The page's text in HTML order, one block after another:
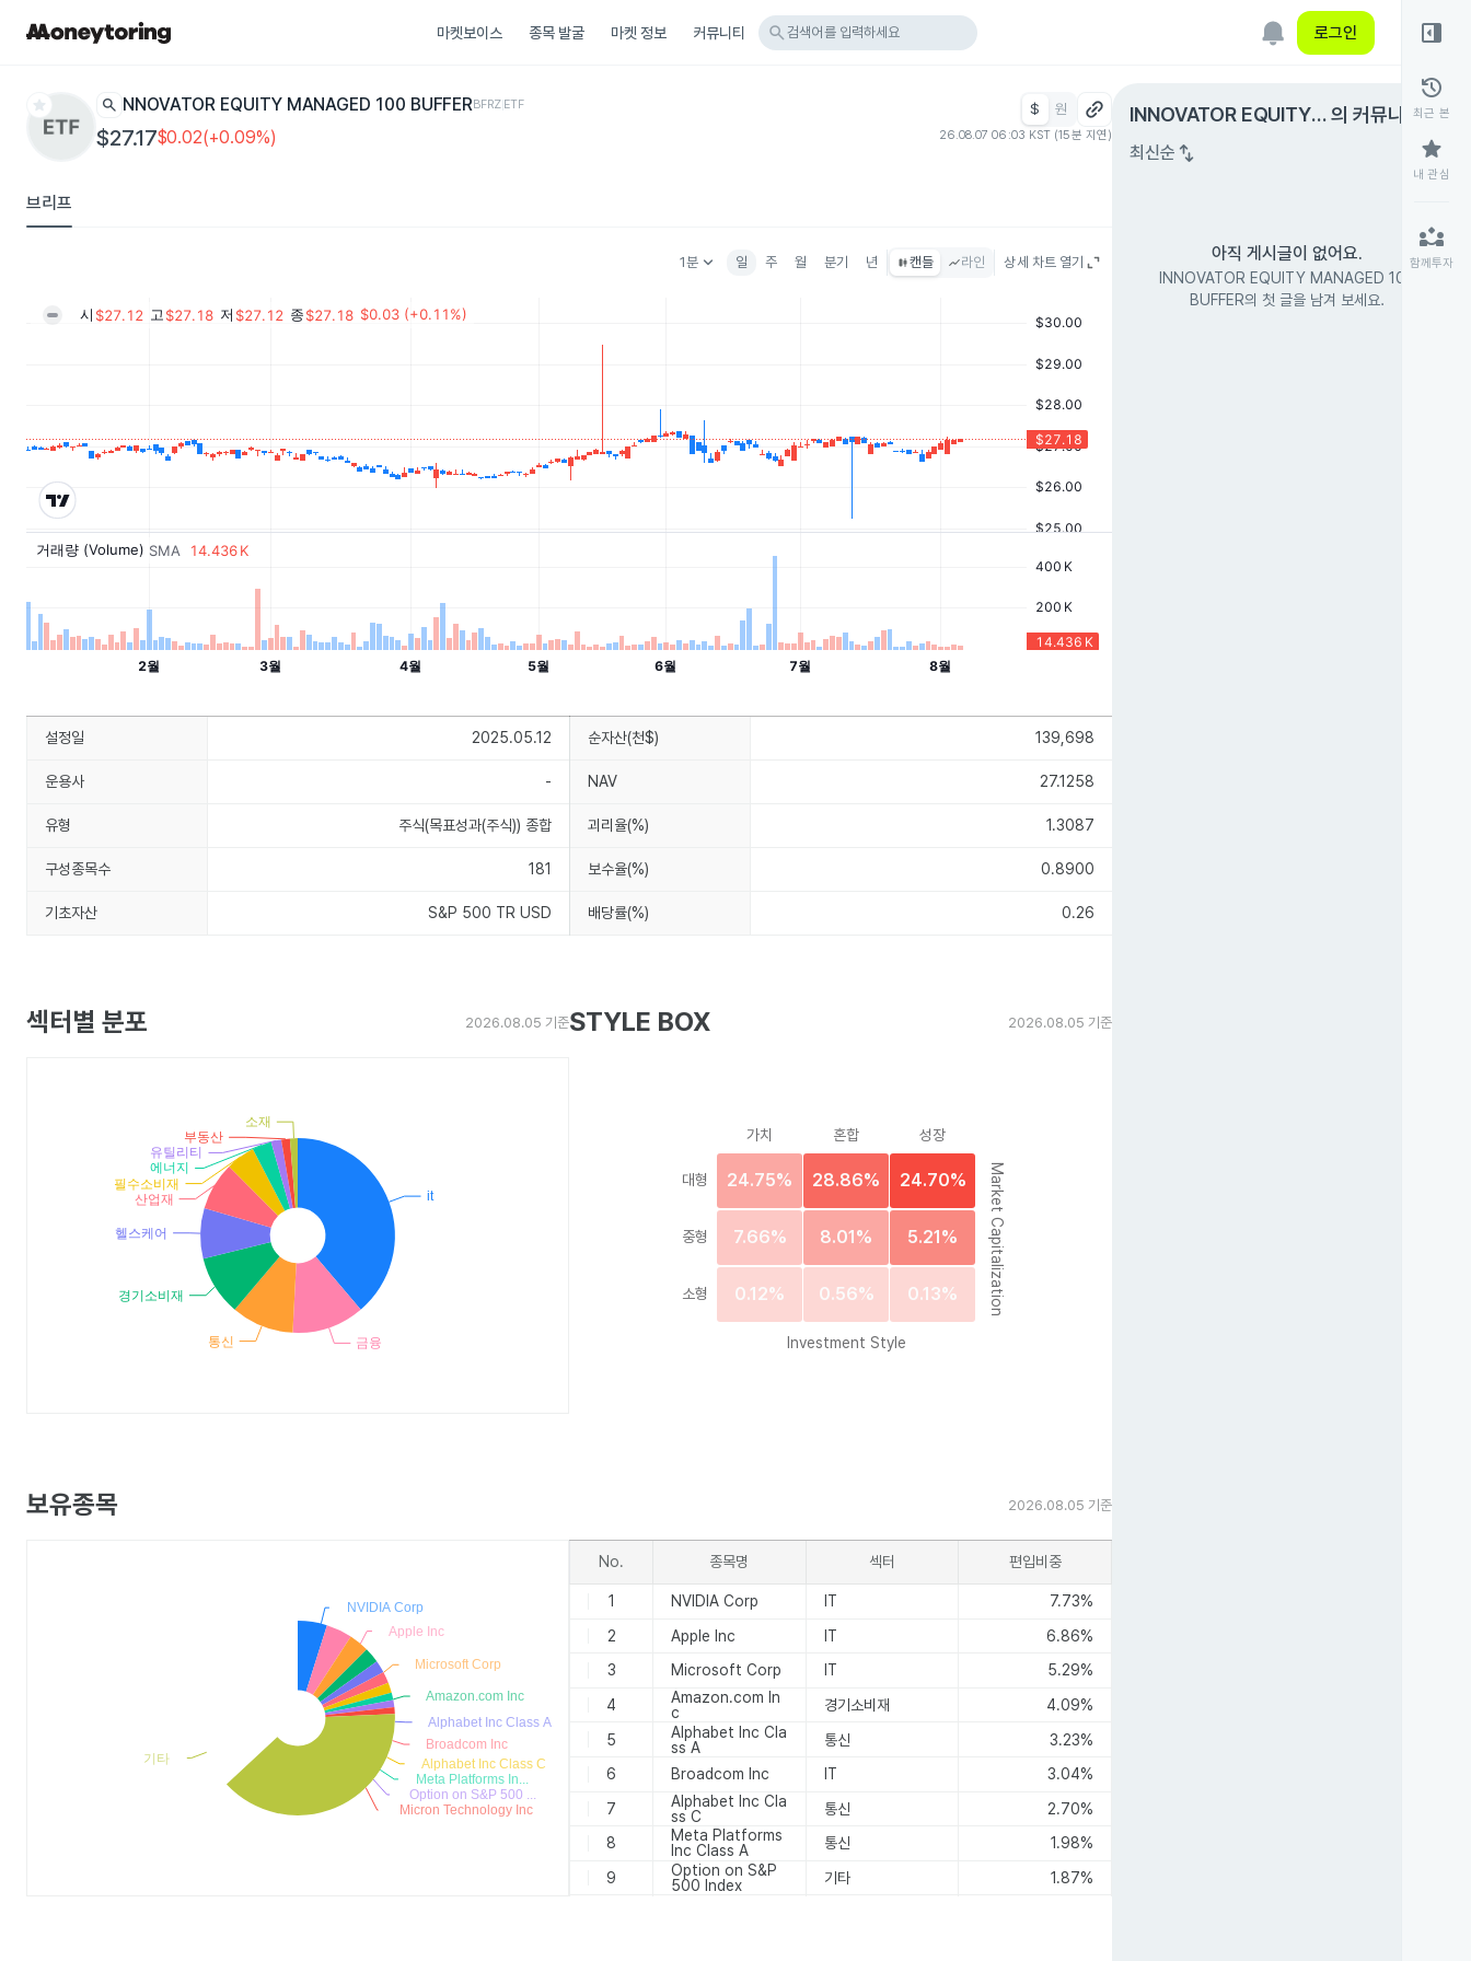
마켓보이스 종목 발굴 마켓 정보 커뮤니티 search 검색어를 입력하세요 로그인
star search INNOVATOR EQUITY MANAGED 100 BUFFERBFRZETF
$27.17$0.02(+0.09%)
$ 원
26.08.07 06:03 KST (15분 지연)
브리프
1분keyboard_arrow_down 일 주 월 분기 년 캔들 라인 상세 차트 열기
INNOVATOR EQUITY
MANAGED 100 BUFFE
의 커뮤니티expand_circle_right
최신순 swap_vert
아직 게시글이 없어요.
INNOVATOR EQUITY MANAGED 100
BUFFER의 첫 글을 남겨 보세요.
right_panel_open
history
최근 본
star
내 관심
partner_exchange
함께투자